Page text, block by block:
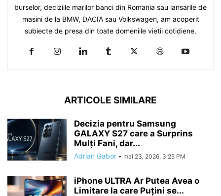
burselor, deciziile marilor banci din Romania sau lansarile de
masini de la BMW, DACIA sau Volkswagen, am acoperit
subiecte de presa din toate domeniile vietii cotidiene.
ARTICOLE SIMILARE
Decizia pentru Samsung
GALAXY S27 care a Surprins
Mulți Fani, dar...
Adrian Gabor - mai 23, 2026, 3:25 PM
iPhone ULTRA Ar Putea Avea o
Limitare la care Puțini se...